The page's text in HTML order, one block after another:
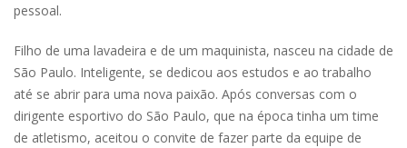
pessoal.
Filho de uma lavadeira e de um maquinista, nasceu na cidade de
São Paulo. Inteligente, se dedicou aos estudos e ao trabalho
até se abrir para uma nova paixão. Após conversas com o
dirigente esportivo do São Paulo, que na época tinha um time
de atletismo, aceitou o convite de fazer parte da equipe de